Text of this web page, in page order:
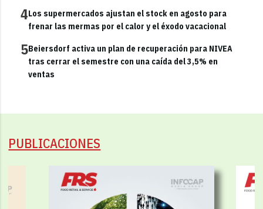
4Los supermercados ajustan el stock en agosto para
frenar las mermas por el calor y el éxodo vacacional
5Beiersdorf activa un plan de recuperación para NIVEA
tras cerrar el semestre con una caída del 3,5% en
ventas
PUBLICACIONES